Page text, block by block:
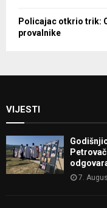
Policajac otkrio trik:
provalnike
VIJESTI
7.